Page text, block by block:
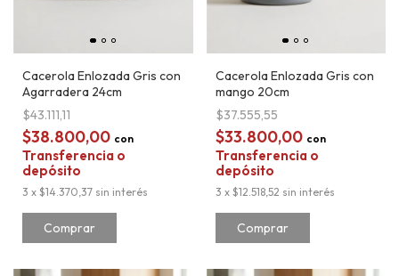
Cacerola Enlozada Gris con
Agarradera 24cm
$43.111,11
$38.800,00 con
Transferencia o
depósito
3 x $14.370,37 sin interés
Cacerola Enlozada Gris con
mango 20cm
$37.555,55
$33.800,00 con
Transferencia o
depósito
3 x $12.518,52 sin interés